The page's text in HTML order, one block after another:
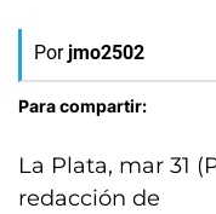
Por jmo2502
Para compartir:
La Plata, mar 31
redacción de